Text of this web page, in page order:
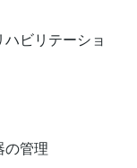
ビリテーショ
の管理